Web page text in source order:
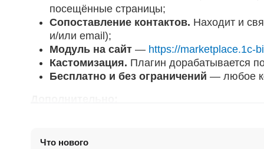
посещённые страницы;
Сопоставление контактов. Находит и
и/или email);
Модуль на сайт — https://marketplace.1c-
Кастомизация. Плагин дорабатывается
Бесплатно и без ограничений — любое
Закрепление за менеджером.
Что нового